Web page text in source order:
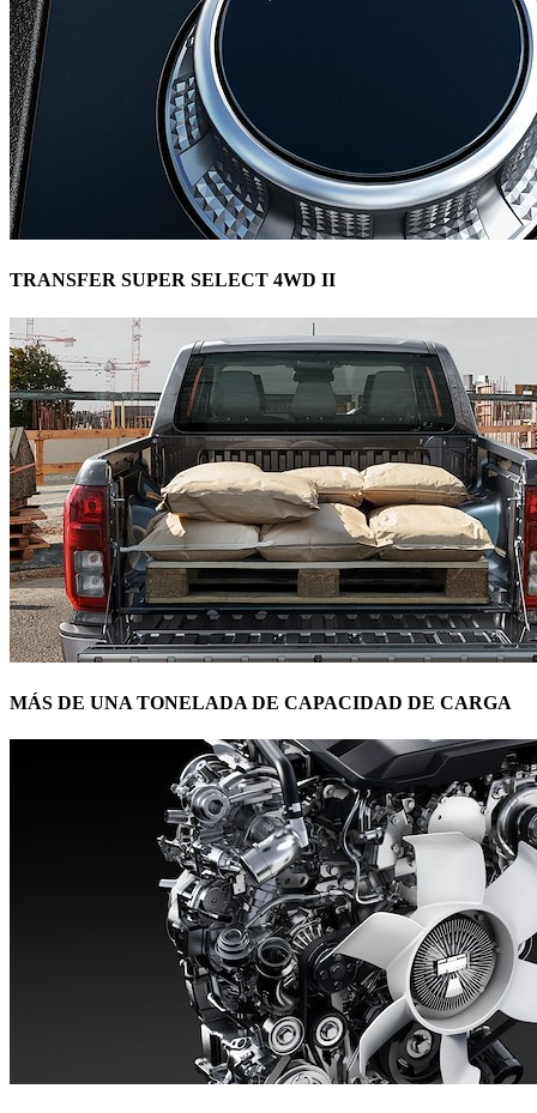
TRANSFER SUPER SELECT 4WD II
MÁS DE UNA TONELADA DE CAPACIDAD DE CARGA